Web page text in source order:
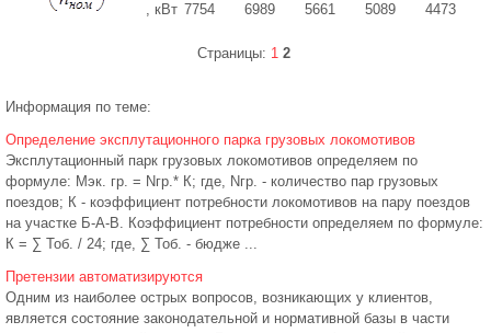
, кВт 7754 6989 5661 5089 4473
Страницы: 1 2
Информация по теме:
Определение эксплутационного парка грузовых локомотивов
Эксплутационный парк грузовых локомотивов определяем по
формуле: Мэк. гр. = Nгр.* К; где, Nгр. - количество пар грузовых
поездов; К - коэффициент потребности локомотивов на пару поездов
на участке Б-А-В. Коэффициент потребности определяем по формуле:
К = ∑ Тоб. / 24; где, ∑ Тоб. - бюдже ...
Претензии автоматизируются
Одним из наиболее острых вопросов, возникающих у клиентов,
является состояние законодательной и нормативной базы в части